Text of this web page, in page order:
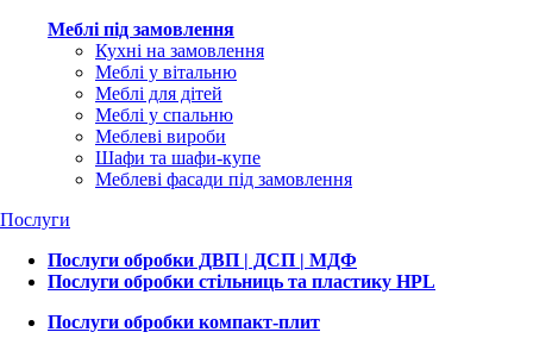
Меблі під замовлення
Кухні на замовлення
Меблі у вітальню
Меблі для дітей
Меблі у спальню
Меблеві вироби
Шафи та шафи-купе
Меблеві фасади під замовлення
Послуги
Послуги обробки ДВП | ДСП | МДФ
Послуги обробки стільниць та пластику HPL
Послуги обробки компакт-плит